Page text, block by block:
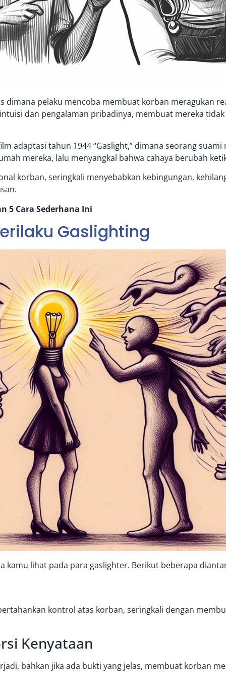
dimana pelaku mencoba membuat korban meragukan
dan pengalaman pribadinya, membuat mereka
adaptasi tahun 1944 “Gaslight,” dimana seorang
mereka, lalu menyangkal bahwa cahaya berubah
korban, seringkali menyebabkan kebingungan,
5 Cara Sederhana Ini
Gaslighting
kamu lihat pada para gaslighter. Berikut beberapa
kontrol atas korban, seringkali dengan
Kenyataan
bahkan jika ada bukti yang jelas, membuat korban